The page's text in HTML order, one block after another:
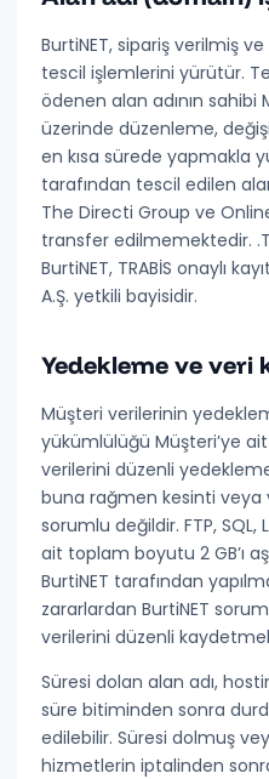
BurtiNET, sipariş verilmiş
tescil işlemlerini yürütür.
ödenen alan adınınsahibi
üzerinde düzenleme,
en kısa sürede yapmakla
tarafından tescil edilen
The Directi Group ve
transfer edilmemektedir.
BurtiNET, TRABİS onaylı
A.Ş. yetkili bayisidir.
Yedekleme ve veri
Müşteri verilerinin
yükümlülüğüMüşteri’ye
verilerini düzenli
buna rağmenkesinti veya
sorumlu değildir. FTP,
ait toplam boyutu2 GB’ı
BurtiNET tarafından
zararlardan BurtiNET
verilerini düzenli
Süresi dolan alan adı,
süre bitiminden sonra
edilebilir. Süresi dolmuş
hizmetlerin iptalinden